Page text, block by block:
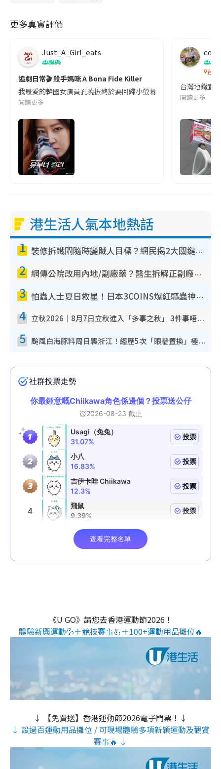
更多真實評價
Just_A_Girl_eats
娛樂
追劇日常🎬 殺手媽咪 A Bona Fide Killer
我最愛的韓國女演員孔曉振終於要回歸小螢幕啦!這次的劇本改編
閱讀更多
co
吹
台灣
台灣地鐵宣
閱讀更多
港生活人氣本地熱話
1 裝修拆鐵閘隨時變賊人目標？網民揭2大關鍵用途：裝新式等於白裝？附新舊鐵閘分別
2 網傳公院改用內地/副廠藥？醫生拆解正副廠分別 揭4類人換藥隨時出事
3 怕蟲人士夏日救星！日本3COINS爆紅驅蟲神器$45起 1招「全程免觸碰」輕鬆搞定小強
4 立秋2026｜8月7日立秋進入「多事之秋」 3件事唔做得！專家教6招開運 清枱頭／銀包納氣接好運
5 颱風白海豚料周日襲浙江！經歷5次「眼牆置換」極罕見 成登陸內地最長途颱風
《U GO》請您去香港運動節2026！
體驗新興運動💦＋競技賽事💪＋100+運動用品攤位🔥
↓ 【免費送】香港運動節2026電子門票！↓
↓ 設過百運動用品攤位 / 可現場體驗多項新穎運動及觀賞
賽事🔥 ↓